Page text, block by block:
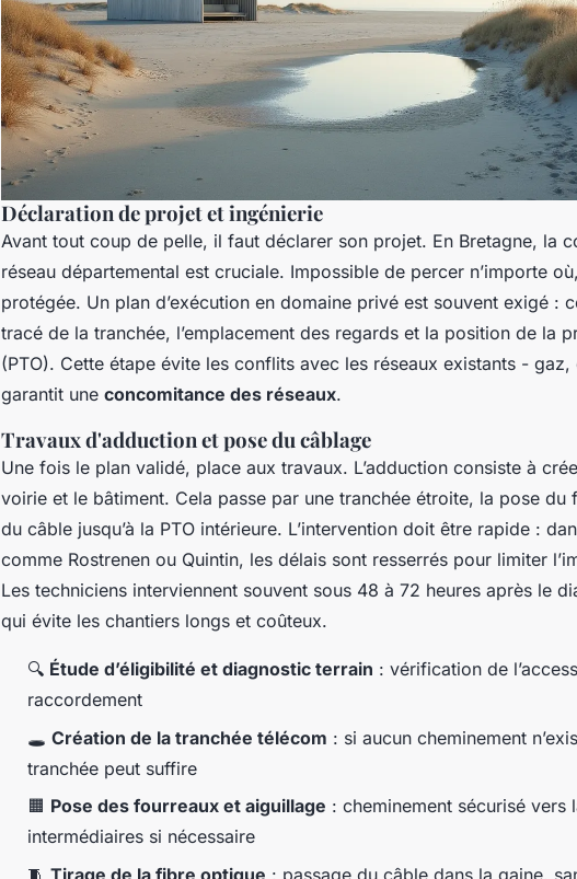
Déclaration de projet et ingénierie
Avant tout coup de pelle, il faut déclarer son projet. En Bretagne, la
réseau départemental est cruciale. Impossible de percer n’importe
protégée. Un plan d’exécution en domaine privé est souvent exigé :
tracé de la tranchée, l’emplacement des regards et la position de la
(PTO). Cette étape évite les conflits avec les réseaux existants -
garantit une concomitance des réseaux.
Travaux d'adduction et pose du câblage
Une fois le plan validé, place aux travaux. L’adduction consiste à
voirie et le bâtiment. Cela passe par une tranchée étroite, la pose du
du câble jusqu’à la PTO intérieure. L’intervention doit être rapide :
comme Rostrenen ou Quintin, les délais sont resserrés pour limiter
Les techniciens interviennent souvent sous 48 à 72 heures après le
qui évite les chantiers longs et coûteux.
🔍 Étude d’éligibilité et diagnostic terrain : vérification de
raccordement
🕳️ Création de la tranchée télécom : si aucun cheminement
tranchée peut suffire
🟧 Pose des fourreaux et aiguillage : cheminement sécurisé vers
intermédiaires si nécessaire
🧵 Tirage de la fibre optique : passage du câble dans la gaine,